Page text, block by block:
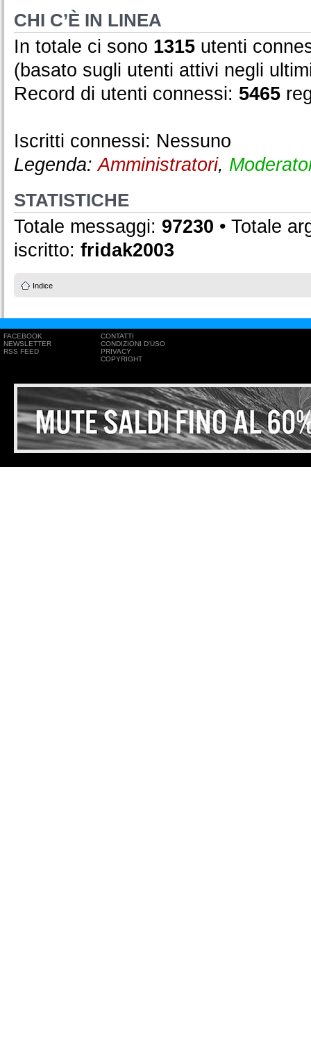
CHI C’È IN LINEA
In totale ci sono 1315 utenti
(basato sugli utenti attivi negli
Record di utenti connessi: 5465
Iscritti connessi: Nessuno
Legenda:Amministratori,
STATISTICHE
Totale messaggi: 97230 • Totale
iscritto: fridak2003
Indice
FACEBOOK
NEWSLETTER
RSS FEED
CONTATTI
CONDIZIONI D'USO
PRIVACY
COPYRIGHT